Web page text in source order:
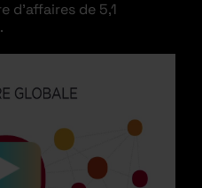
d’affaires de 5,1